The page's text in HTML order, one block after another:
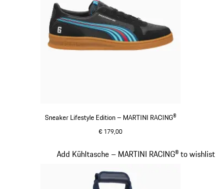
Sneaker Lifestyle Edition – MARTINI RACING®
€ 179,00
Add Kühltasche – MARTINI RACING® to wishlist
Slide 15 von 20